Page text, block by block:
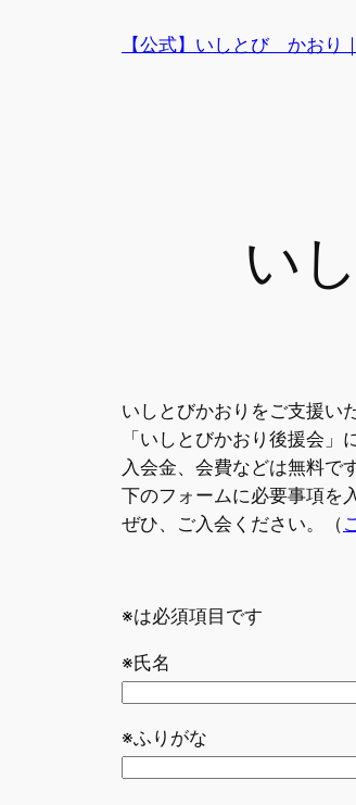
【公式】いしとび かおり
い
いしとびかおりをご支援い
「いしとびかおり後援会」
入会金、会費などは無料です
下のフォームに必要事項を
ぜひ、ご入会ください。（
※は必須項目です
※氏名
※ふりがな